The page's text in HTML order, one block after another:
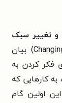
تغییر سبک
(Changing Your Life Through Mindfulness) بیان
فکر کردن به
کارهایی که
اولین گام